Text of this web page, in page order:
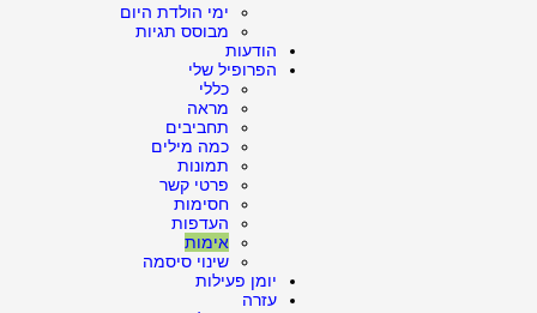
ימי הולדת היום
מבוסס תגיות
הודעות
הפרופיל שלי
כללי
מראה
תחביבים
כמה מילים
תמונות
פרטי קשר
חסימות
העדפות
אימות
שינוי סיסמה
יומן פעילות
עזרה